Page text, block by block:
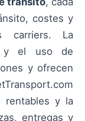
costes y
carriers. La
y el uso de
y ofrecen
rentables y la
entregas y